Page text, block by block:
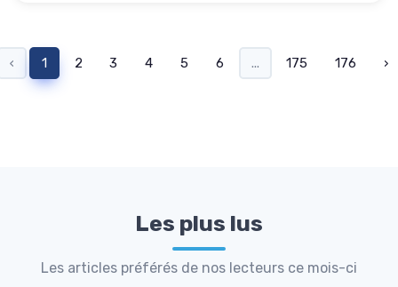
‹ 1 2 3 4 5 6 ... 175 176 ›
Les plus lus
Les articles préférés de nos lecteurs ce mois-ci